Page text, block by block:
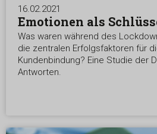
16.02.2021
Emotionen als
Was waren während des
die zentralen Erfolgsfaktoren für
Kundenbindung? Eine Studie der
Antworten.